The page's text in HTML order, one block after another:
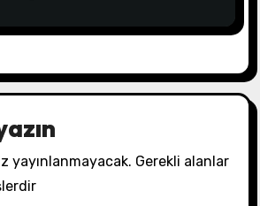
yayınlanmayacak. Gerekli alanlar